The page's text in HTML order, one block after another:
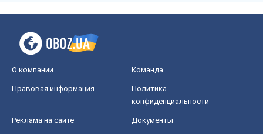
О компании Команда
Правовая информация
Политика
конфиденциальности
Реклама на сайте Документы